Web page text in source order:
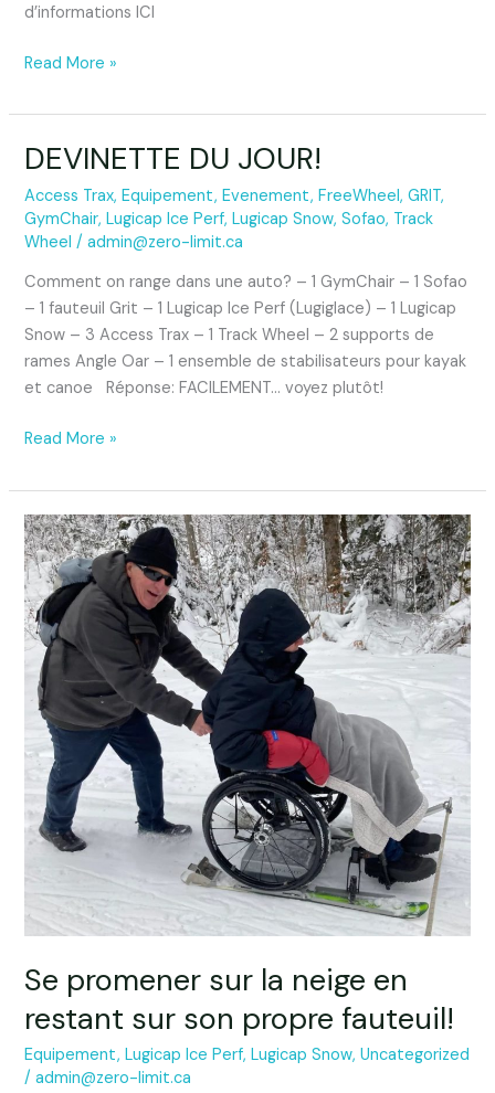
d’informations ICI
Read More »
DEVINETTE DU JOUR!
Access Trax,Equipement,Evenement,FreeWheel,GRIT,
GymChair,Lugicap Ice Perf,Lugicap Snow,Sofao, Track
Wheel /admin@zero-limit.ca
Comment on range dans une auto? – 1 GymChair – 1 Sofao
– 1 fauteuil Grit – 1 Lugicap Ice Perf (Lugiglace) – 1 Lugicap
Snow – 3 Access Trax – 1 Track Wheel – 2 supports de
rames Angle Oar – 1 ensemble de stabilisateurs pour kayak
et canoe Réponse: FACILEMENT… voyez plutôt!
DEVINETTE
JOUR!
Read More »
Se promener sur la neige en
restant sur son propre fauteuil!
Equipement,Lugicap Ice Perf,Lugicap Snow,Uncategorized
/admin@zero-limit.ca
Se
promener
sur
la
neige
en
restant
sur
son
propre
fauteuil!